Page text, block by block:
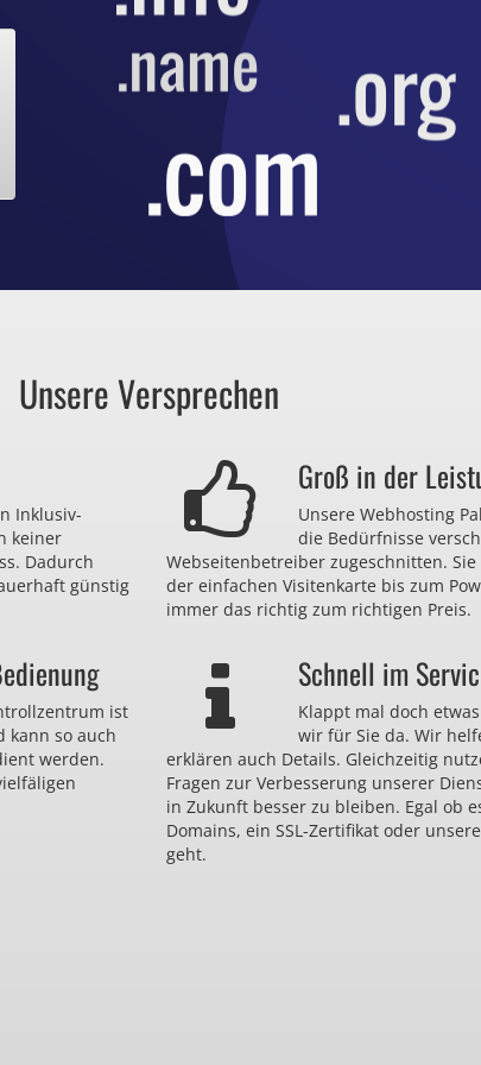
Unsere Versprechen
Inklusiv-
keiner
Dadurch
günstig
Groß in der
Unsere Webhosting
die Bedürfnisse
Webseitenbetreiber zugeschnitten.
der einfachen Visitenkarte bis zum
immer das richtig zum richtigen Preis.
ist
kann so auch
werden.
Schnell im
Klappt mal doch
wir für Sie da. Wir
erklären auch Details. Gleichzeitig
Fragen zur Verbesserung unserer
in Zukunft besser zu bleiben. Egal ob
Domains, ein SSL-Zertifikat oder
geht.